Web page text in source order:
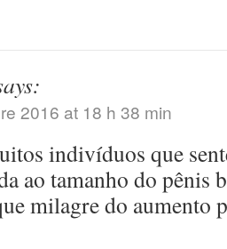
2016 at 18 h 38 min
indivíduos que
ao tamanho do pênis
milagre do aumento